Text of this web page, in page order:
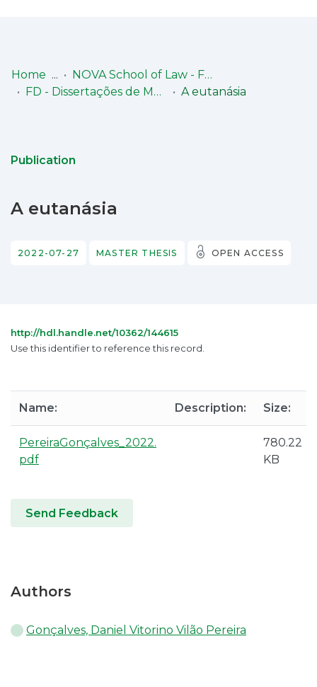
Home
NOVA School of Law - Faculdade de Direito (NSL-FD)
FD - Dissertações de Mestrado
A eutanásia
Publication
A eutanásia
2022-07-27 MASTER THESIS OPEN ACCESS
http://hdl.handle.net/10362/144615
Use this identifier to reference this record.
Name: Description: Size:
PereiraGonçalves_2022.
pdf
780.22
KB
Send Feedback
Authors
Gonçalves, Daniel Vitorino Vilão Pereira